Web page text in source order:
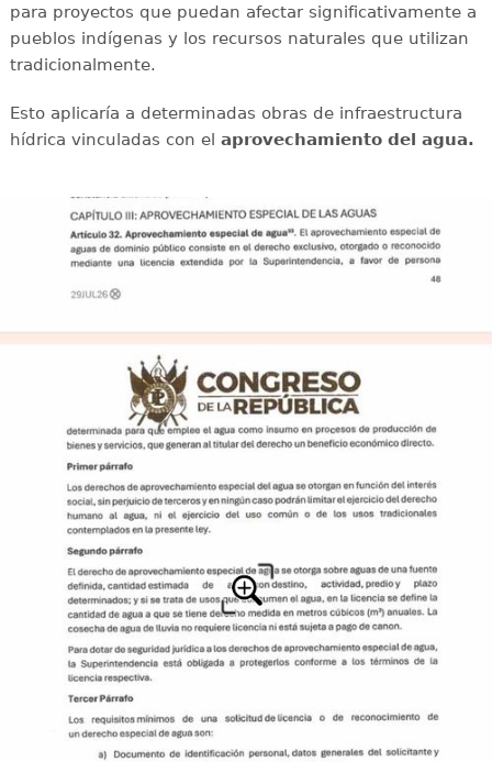
para proyectos que puedan afectar significativamente a
pueblos indígenas y los recursos naturales que utilizan
tradicionalmente.
Esto aplicaría a determinadas obras de infraestructura
hídrica vinculadas con el aprovechamiento del agua.